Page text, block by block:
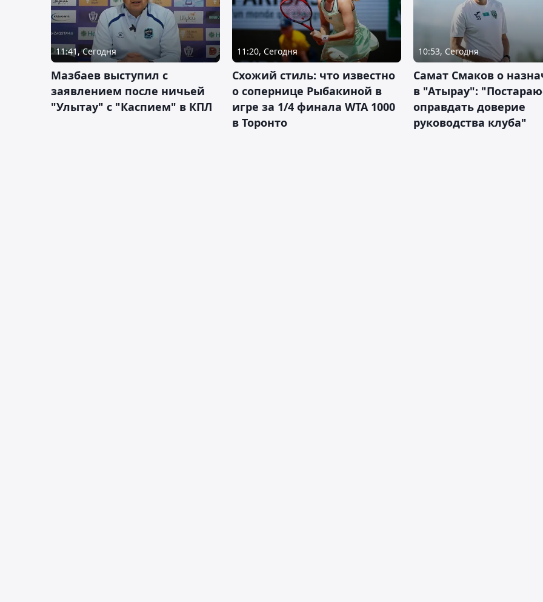
11:41, Сегодня
Мазбаев выступил с
заявлением после ничьей
"Улытау" с "Каспием" в КПЛ
11:20, Сегодня
Схожий стиль: что известно
о сопернице Рыбакиной в
игре за 1/4 финала WTA 1000
в Торонто
10:53, Сегодня
Самат Смаков о
в "Атырау":
оправдать доверие
руководства клуба"